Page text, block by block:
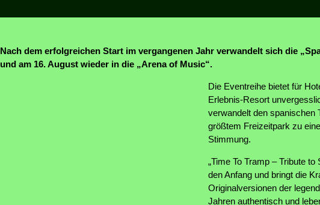
Nach dem erfolgreichen Start im vergangenen Jahr verwandelt sich die
und am 16. August wieder in die „Arena of Music“.
Die Eventreihe bietet für
Erlebnis-Resort
verwandelt den spanischen
größtem Freizeitpark zu
Stimmung.
„Time To Tramp – Tribute
den Anfang und bringt die
Originalversionen der
Jahren authentisch und